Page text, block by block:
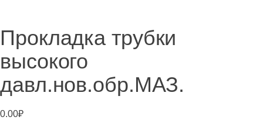
Прокладка трубки
высокого
давл.нов.обр.МАЗ.
0.00₽